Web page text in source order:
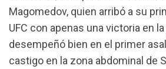
Magomedov, quien arribó a su
UFC con apenas una victoria en
desempeñó bien en el primer
castigo en la zona abdominal de